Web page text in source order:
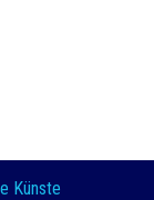
Künste